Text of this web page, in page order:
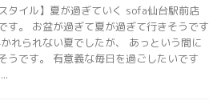
スタイル】夏が過ぎていく sofa仙台駅前店
す。 お盆が過ぎて夏が過ぎて行きそうです
れられない夏でしたが、 あっという間に
うです。 有意義な毎日を過ごしたいです